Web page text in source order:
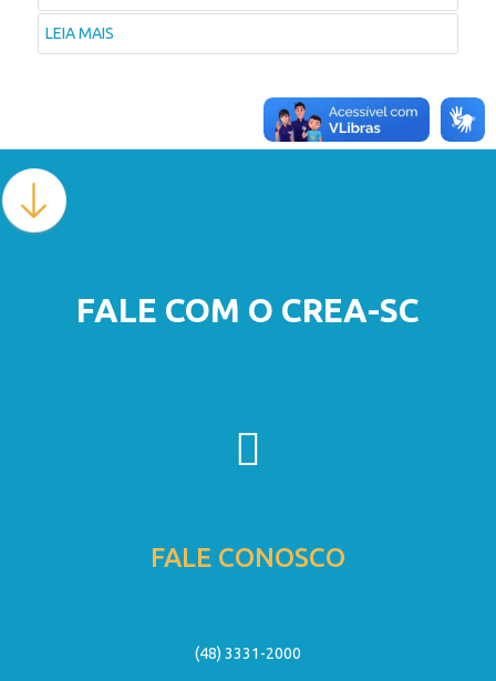
LEIA MAIS
FALE COM O CREA-SC
FALE CONOSCO
(48) 3331-2000